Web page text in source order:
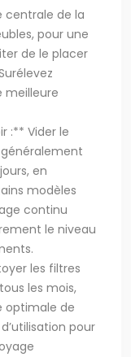
centrale de la
pour une
de le placer
meilleure
:** Vider le
en
modèles
continu
le niveau
les filtres
les mois,
optimale de
pour